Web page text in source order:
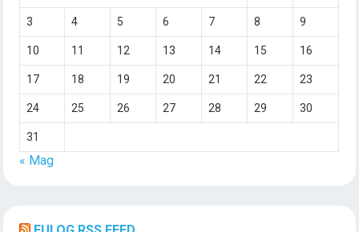
3 4 5 6 7 8 9
10 11 12 13 14 15 16
17 18 19 20 21 22 23
24 25 26 27 28 29 30
31
« Mag